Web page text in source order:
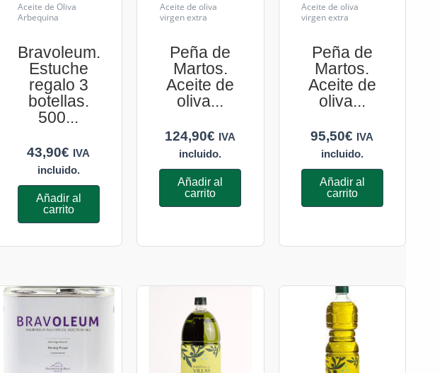
Aceite de Oliva
Arbequina
Bravoleum.
Estuche
regalo 3
botellas.
500...
43,90€ IVA
incluido.
Añadir al
carrito
Aceite de oliva
virgen extra
Peña de
Martos.
Aceite de
oliva...
124,90€ IVA
incluido.
Añadir al
carrito
Aceite de oliva
virgen extra
Peña de
Martos.
Aceite de
oliva...
95,50€ IVA
incluido.
Añadir al
carrito